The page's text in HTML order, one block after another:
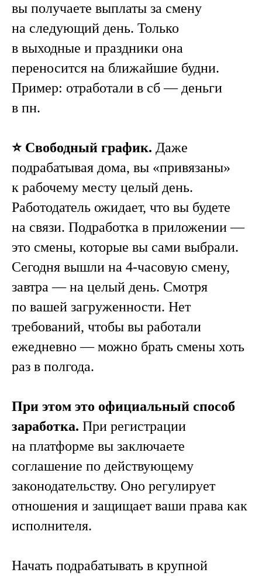
вы получаете выплаты за смену
на следующий день. Только
в выходные и праздники она
переносится на ближайшие будни.
Пример: отработали в сб — деньги
в пн.
⭐️ Свободный график. Даже
подрабатывая дома, вы «привязаны»
к рабочему месту целый день.
Работодатель ожидает, что вы будете
на связи. Подработка в приложении —
это смены, которые вы сами выбрали.
Сегодня вышли на 4-часовую смену,
завтра — на целый день. Смотря
по вашей загруженности. Нет
требований, чтобы вы работали
ежедневно — можно брать смены хоть
раз в полгода.
При этом это официальный способ
заработка. При регистрации
на платформе вы заключаете
соглашение по действующему
законодательству. Оно регулирует
отношения и защищает ваши права как
исполнителя.
Начать подрабатывать в крупной